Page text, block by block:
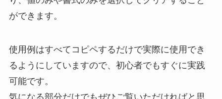
ができます。
使用例はすべてコピペするだけで実際に使用でき
るようにしていますので、初心者でもすぐに実践
可能です。
気になる部分だけでもぜひご覧いただければと思